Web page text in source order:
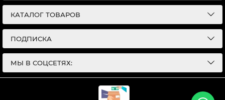
КАТАЛОГ ТОВАРОВ
ПОДПИСКА
МЫ В СОЦСЕТЯХ: